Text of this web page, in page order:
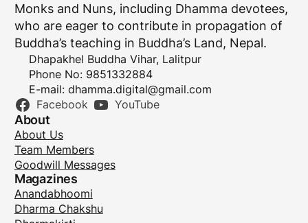
Monks and Nuns, including Dhamma devotees,
who are eager to contribute in propagation of
Buddha’s teaching in Buddha’s Land, Nepal.
Dhapakhel Buddha Vihar, Lalitpur
Phone No: 9851332884
E-mail: dhamma.digital@gmail.com
Facebook YouTube
About
About Us
Team Members
Goodwill Messages
Magazines
Anandabhoomi
Dharma Chakshu